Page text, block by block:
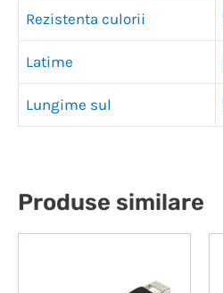
Rezistenta culorii
Latime
Lungime sul
Produse similare